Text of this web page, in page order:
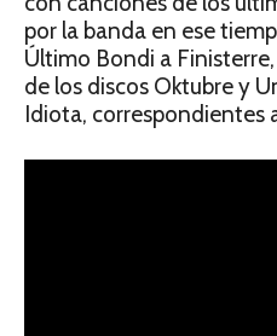
por la banda en ese
Último Bondi a
de los discos Oktubre y
Idiota, correspondientes